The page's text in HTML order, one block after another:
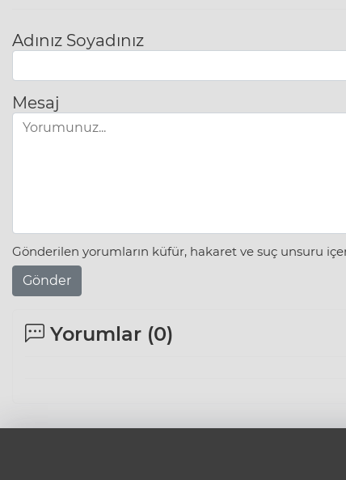
Adınız Soyadınız
Mesaj
Gönderilen yorumların küfür, hakaret ve suç unsuru
Gönder
Yorumlar (0)